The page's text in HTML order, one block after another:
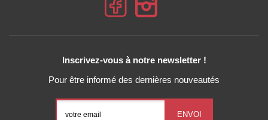
Inscrivez-vous à notre newsletter !
Pour être informé des dernières nouveautés